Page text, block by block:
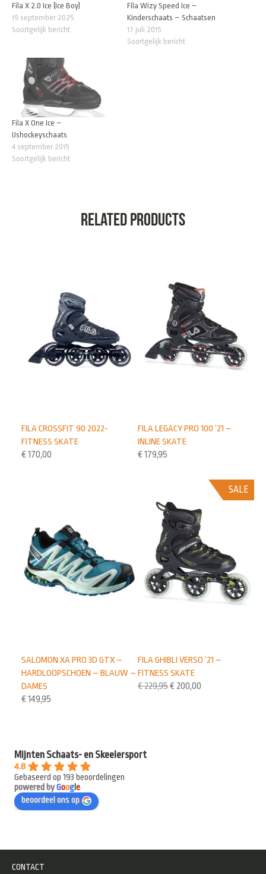
Fila X 2.0 Ice (Ice Boy)
19 september 2025
Soortgelijk bericht
Fila Wizy Speed Ice –
Kinderschaats – Schaatsen
17 juli 2015
Soortgelijk bericht
Fila X One Ice –
IJshockeyschaats
4 september 2015
Soortgelijk bericht
Related products
FILA LEGACY PRO 100 ’21 –
INLINE SKATE
€ 179,95
FILA CROSSFIT 90 2022-
FITNESS SKATE
€ 170,00
SALE
FILA GHIBLI VERSO ’21 –
FITNESS SKATE
€229,95€ 200,00
SALOMON XA PRO 3D GTX –
HARDLOOPSCHOEN – BLAUW –
DAMES
€ 149,95
Mijnten Schaats- en Skeelersport
4.8
Gebaseerd op 193 beoordelingen
powered byGoogle
beoordeel ons op
CONTACT